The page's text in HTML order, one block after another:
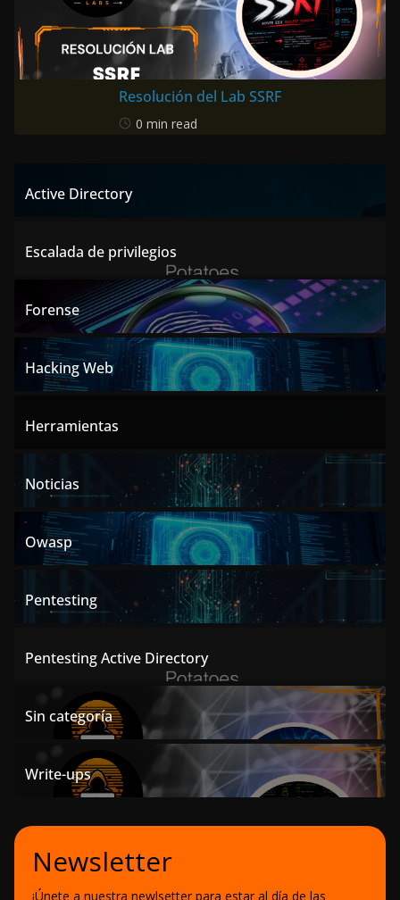
Resolución del Lab SSRF
0 min read
Active Directory
Escalada de privilegios
Forense
Hacking Web
Herramientas
Noticias
Owasp
Pentesting
Pentesting Active Directory
Sin categoría
Write-ups
Newsletter
¡Únete a nuestra newlsetter para estar al día de las